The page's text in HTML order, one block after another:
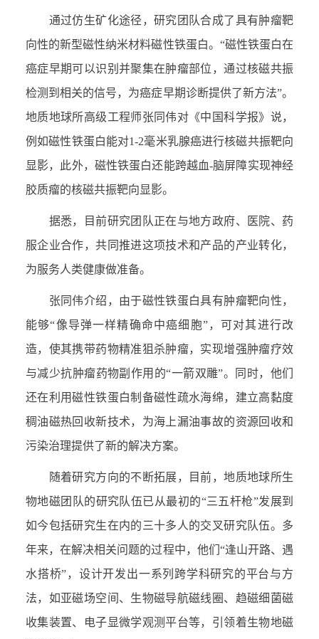
通过仿生矿化途径，研究团队合成了具有肿瘤靶
向性的新型磁性纳米材料磁性铁蛋白。“磁性铁蛋白在
癌症早期可以识别并聚集在肿瘤部位，通过核磁共振
检测到相关的信号，为癌症早期诊断提供了新方法”。
地质地球所高级工程师张同伟对《中国科学报》说，
例如磁性铁蛋白能对1-2毫米乳腺癌进行核磁共振靶向
显影，此外，磁性铁蛋白还能跨越血-脑屏障实现神经
胶质瘤的核磁共振靶向显影。
据悉，目前研究团队正在与地方政府、医院、药
服企业合作，共同推进这项技术和产品的产业转化，
为服务人类健康做准备。
张同伟介绍，由于磁性铁蛋白具有肿瘤靶向性，
能够“像导弹一样精确命中癌细胞”，可对其进行改
造，使其携带药物精准狙杀肿瘤，实现增强肿瘤疗效
与减少抗肿瘤药物副作用的“一箭双雕”。同时，他们
还在利用磁性铁蛋白制备磁性疏水海绵，建立高黏度
稠油磁热回收新技术，为海上漏油事故的资源回收和
污染治理提供了新的解决方案。
随着研究方向的不断拓展，目前，地质地球所生
物地磁团队的研究队伍已从最初的“三五杆枪”发展到
如今包括研究生在内的三十多人的交叉研究队伍。多
年来，在解决相关问题的过程中，他们“逢山开路、遇
水搭桥”，设计开发出一系列跨学科研究的平台与方
法，如亚磁场空间、生物磁导航磁线圈、趋磁细菌磁
收集装置、电子显微学观测平台等，引领着生物地磁